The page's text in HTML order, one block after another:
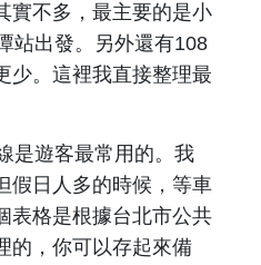
實不多，最主要的是小
站出發。另外還有108
少。這裡我直接整理最
是遊客最常用的。我
假日人多的時候，等車
表格是根據台北市公共
的，你可以存起來備